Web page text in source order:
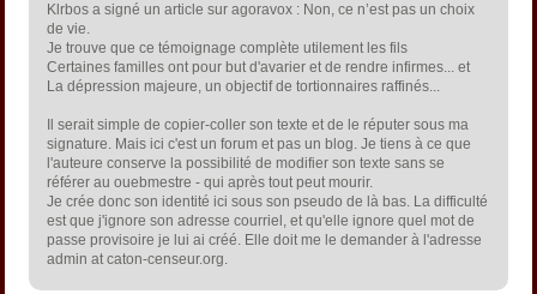
Klrbos a signé un article sur agoravox : Non, ce n’est pas un choix
de vie.
Je trouve que ce témoignage complète utilement les fils
Certaines familles ont pour but d'avarier et de rendre infirmes... et
La dépression majeure, un objectif de tortionnaires raffinés...
Il serait simple de copier-coller son texte et de le réputer sous ma
signature. Mais ici c'est un forum et pas un blog. Je tiens à ce que
l'auteure conserve la possibilité de modifier son texte sans se
référer au ouebmestre - qui après tout peut mourir.
Je crée donc son identité ici sous son pseudo de là bas. La difficulté
est que j'ignore son adresse courriel, et qu'elle ignore quel mot de
passe provisoire je lui ai créé. Elle doit me le demander à l'adresse
admin at caton-censeur.org.